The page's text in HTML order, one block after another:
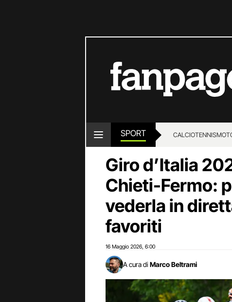
SPORT CALCIOTENNIS
Giro d’Italia
Chieti-Fermo:
vederla in
favoriti
16 Maggio 2026 6:00
A cura di Marco Beltrami